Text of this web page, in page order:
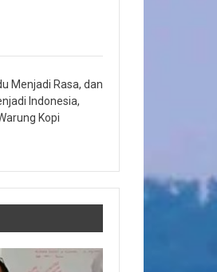
Menjadi Rasa, dan
Indonesia,
Kopi